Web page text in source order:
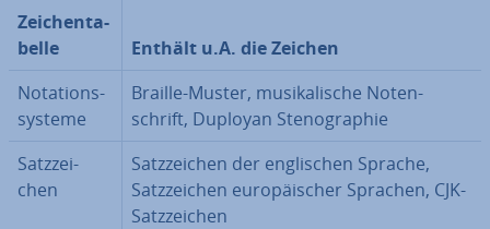
Zei­chen­ta­
bel­le
Enthält u.A. die Zeichen
No­ta­ti­ons­
sys­te­me
Braille-Muster, mu­si­ka­li­sche No­ten­
schrift, Duployan Ste­no­gra­phie
Satz­zei­
chen
Satz­zei­chen der eng­li­schen Sprache,
Satz­zei­chen eu­ro­päi­scher Sprachen, CJK-
Satz­zei­chen